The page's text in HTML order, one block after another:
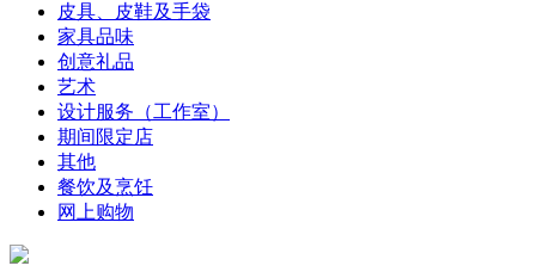
皮具、皮鞋及手袋
家具品味
创意礼品
艺术
设计服务（工作室）
期间限定店
其他
餐饮及烹饪
网上购物